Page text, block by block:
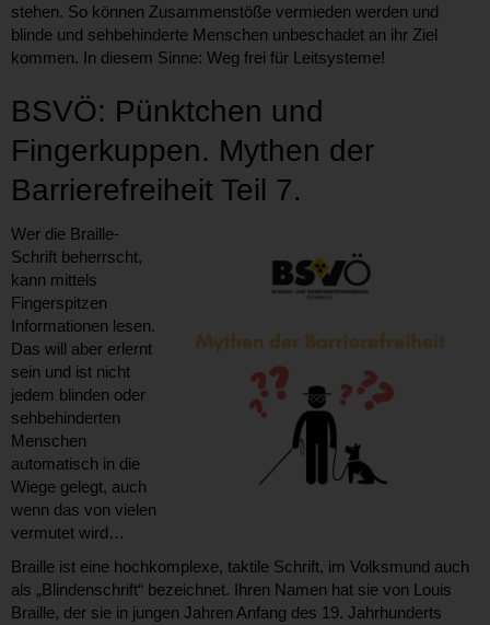
stehen. So können Zusammenstöße vermieden werden und
blinde und sehbehinderte Menschen unbeschadet an ihr Ziel
kommen. In diesem Sinne: Weg frei für Leitsysteme!
BSVÖ: Pünktchen und
Fingerkuppen. Mythen der
Barrierefreiheit Teil 7.
Wer die Braille-
Schrift beherrscht,
kann mittels
Fingerspitzen
Informationen lesen.
Das will aber erlernt
sein und ist nicht
jedem blinden oder
sehbehinderten
Menschen
automatisch in die
Wiege gelegt, auch
wenn das von vielen
vermutet wird…
Braille ist eine hochkomplexe, taktile Schrift, im Volksmund auch
als „Blindenschrift“ bezeichnet. Ihren Namen hat sie von Louis
Braille, der sie in jungen Jahren Anfang des 19. Jahrhunderts